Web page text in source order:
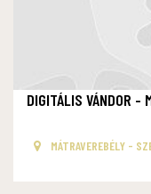
DIGITÁLIS VÁNDOR -
MÁTRAVEREBÉLY -